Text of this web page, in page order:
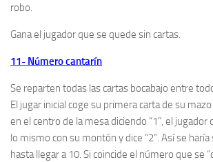
robo.
Gana el jugador que se quede sin cartas.
11- Número cantarín
Se reparten todas las cartas bocabajo entre
El jugar inicial coge su primera carta de su
en el centro de la mesa diciendo “1”, el jugador
lo mismo con su montón y dice “2”. Así se
hasta llegar a 10. Si coincide el número que se